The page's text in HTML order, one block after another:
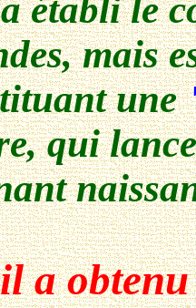
établi le
mais
une
qui
il a